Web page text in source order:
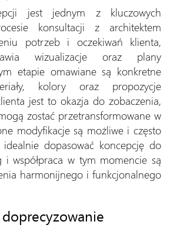
jest jednym z kluczowych
konsultacji z architektem
potrzeb i oczekiwań klienta,
wizualizacje oraz plany
etapie omawiane są konkretne
kolory oraz propozycje
jest to okazja do zobaczenia,
zostać przetransformowane w
modyfikacje są możliwe i często
dopasować koncepcję do
i współpraca w tym momencie są
harmonijnego i funkcjonalnego